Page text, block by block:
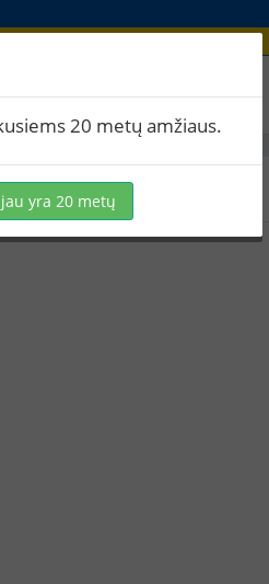
20 metų amžiaus.
yra 20 metų